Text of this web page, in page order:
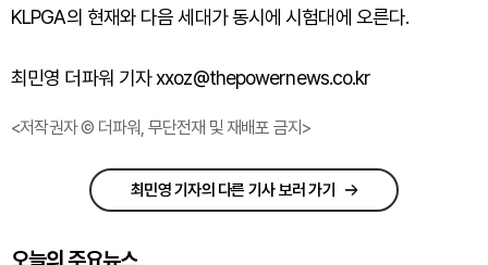
KLPGA의 현재와 다음 세대가 동시에 시험대에 오른다.
최민영 더파워 기자 xxoz@thepowernews.co.kr
<저작권자 © 더파워, 무단전재 및 재배포 금지>
최민영 기자의 다른 기사 보러 가기